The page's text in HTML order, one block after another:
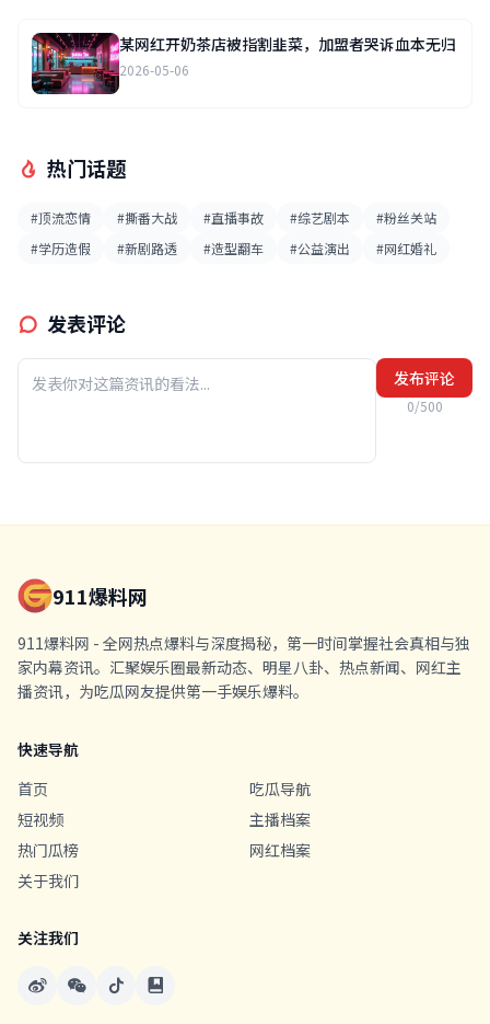
某网红开奶茶店被指割韭菜，加盟者哭诉血本无归
2026-05-06
热门话题
#顶流恋情 #撕番大战 #直播事故 #综艺剧本
#粉丝关站
#学历造假
#新剧路透 #造型翻车 #公益演出 #网红婚礼
发表评论
发布评论
0/500
911爆料网
911爆料网 - 全网热点爆料与深度揭秘，第一时间掌握社会真相与独
家内幕资讯。汇聚娱乐圈最新动态、明星八卦、热点新闻、网红主
播资讯，为吃瓜网友提供第一手娱乐爆料。
快速导航
首页
吃瓜导航
短视频
主播档案
热门瓜榜
网红档案
关于我们
关注我们